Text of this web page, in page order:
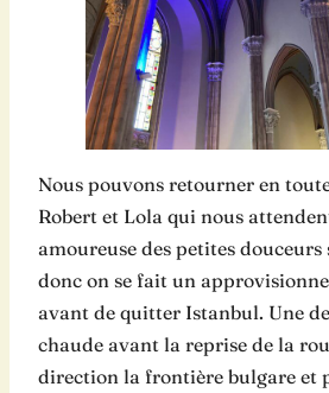
Nous pouvons retourner en
Robert et Lola qui nous
amoureuse des petites douceurs
donc on se fait un
avant de quitter Istanbul. Une
chaude avant la reprise de la
direction la frontière bulgare et